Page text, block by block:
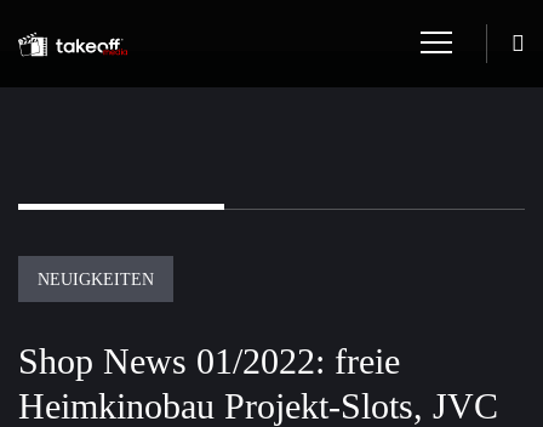
NEUIGKEITEN
Shop News 01/2022: freie
Heimkinobau Projekt-Slots, JVC